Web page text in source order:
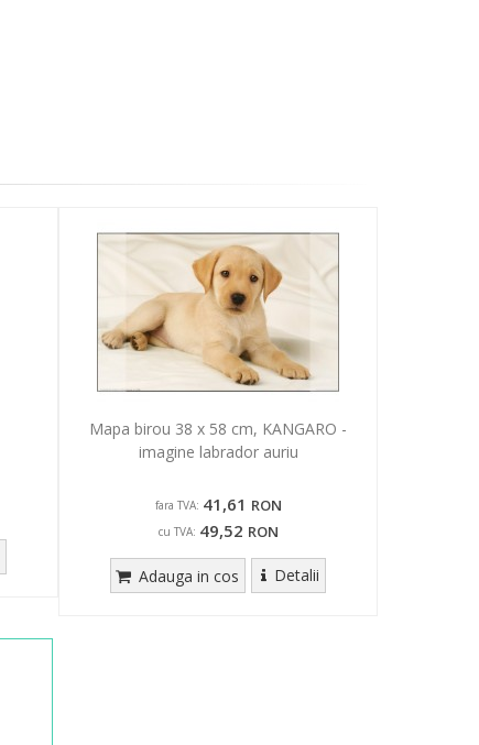
Mapa birou 38 x 58 cm, KANGARO -
imagine labrador auriu
fara TVA: 41,61 RON
cu TVA: 49,52 RON
Adauga in cos Detalii